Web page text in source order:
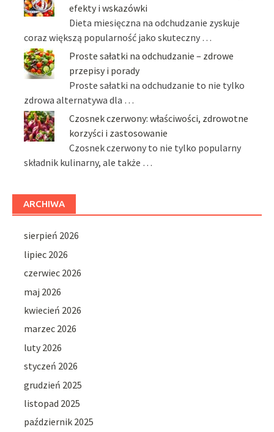
efekty i wskazówki
Dieta miesięczna na odchudzanie zyskuje
coraz większą popularność jako skuteczny …
Proste sałatki na odchudzanie – zdrowe
przepisy i porady
Proste sałatki na odchudzanie to nie tylko
zdrowa alternatywa dla …
Czosnek czerwony: właściwości, zdrowotne
korzyści i zastosowanie
Czosnek czerwony to nie tylko popularny
składnik kulinarny, ale także …
ARCHIWA
sierpień 2026
lipiec 2026
czerwiec 2026
maj 2026
kwiecień 2026
marzec 2026
luty 2026
styczeń 2026
grudzień 2025
listopad 2025
październik 2025